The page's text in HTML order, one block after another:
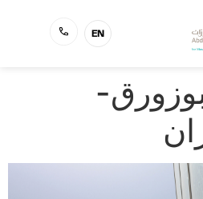
EN